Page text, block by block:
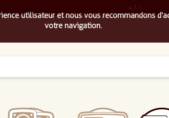
4.7
utilisateur et nous vous recommandons
votre navigation.